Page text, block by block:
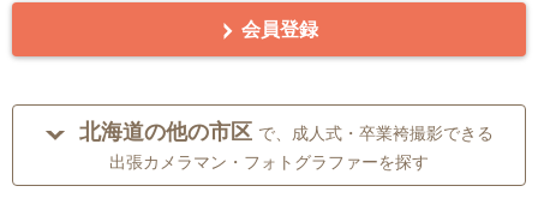
会員登録
北海道の他の市区 で、成人式・卒業袴撮影できる
出張カメラマン・フォトグラファーを探す